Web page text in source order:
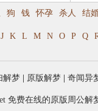
狗 钱 怀孕 杀人 结
J K L M N O P Q
解梦 原版解梦 奇闻异
免费在线的原版周公解